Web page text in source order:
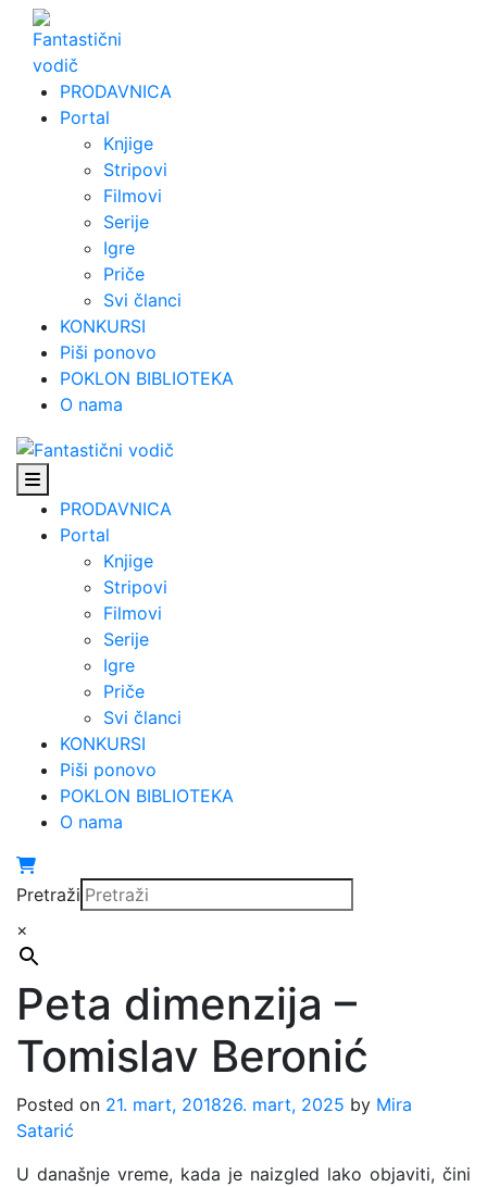
Skip
content
PRODAVNICA
Portal
Knjige
Stripovi
Filmovi
Serije
Igre
Priče
Svi članci
KONKURSI
Piši ponovo
POKLON BIBLIOTEKA
O nama
PRODAVNICA
Portal
Knjige
Stripovi
Filmovi
Serije
Igre
Priče
Svi članci
KONKURSI
Piši ponovo
POKLON BIBLIOTEKA
O nama
Pretraži
×
Peta dimenzija –
Tomislav Beronić
Posted on 21. mart, 201826. mart, 2025 by Mira
Satarić
U današnje vreme, kada je naizgled lako objaviti, čini